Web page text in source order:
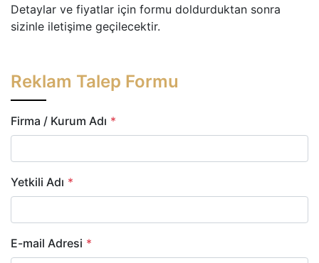
Detaylar ve fiyatlar için formu doldurduktan sonra
sizinle iletişime geçilecektir.
Reklam Talep Formu
Firma / Kurum Adı *
Yetkili Adı *
E-mail Adresi *